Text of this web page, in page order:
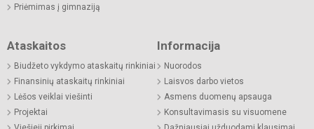
Priėmimas į gimnaziją
Ataskaitos
Biudžeto vykdymo ataskaitų rinkiniai
Finansinių ataskaitų rinkiniai
Lėšos veiklai viešinti
Projektai
Informacija
Nuorodos
Laisvos darbo vietos
Asmens duomenų apsauga
Konsultavimasis su visuomene